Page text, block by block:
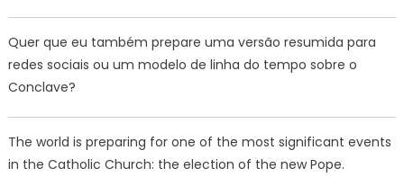
Quer que eu também prepare uma versão resumida para
redes sociais ou um modelo de linha do tempo sobre o
Conclave?
The world is preparing for one of the most significant events
in the Catholic Church: the election of the new Pope.